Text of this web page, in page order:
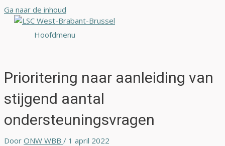
Ga naar de inhoud
Hoofdmenu
Prioritering naar aanleiding van
stijgend aantal
ondersteuningsvragen
Door ONW WBB / 1 april 2022